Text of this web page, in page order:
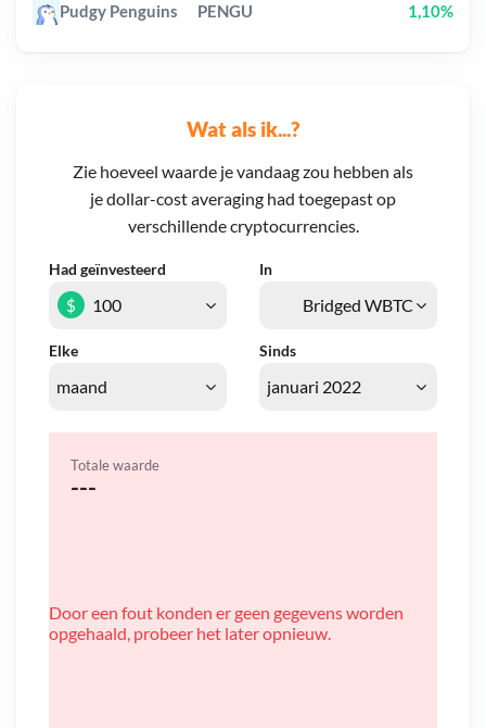
Wat als ik...?
Zie hoeveel waarde je vandaag zou hebben als
je dollar-cost averaging had toegepast op
verschillende cryptocurrencies.
Had geïnvesteerd In
Elke Sinds
$
Totale waarde
---
Door een fout konden er geen gegevens worden
opgehaald, probeer het later opnieuw.
Pudgy Penguins PENGU 1,10%